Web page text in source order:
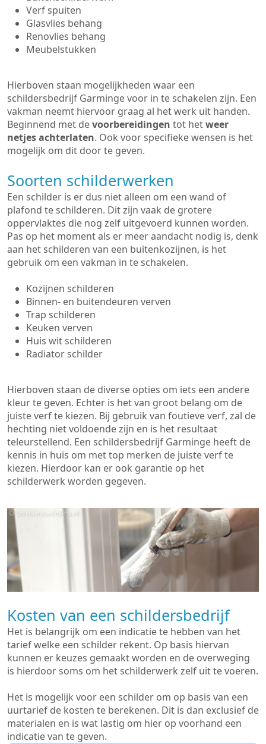
Verf spuiten
Glasvlies behang
Renovlies behang
Meubelstukken
Hierboven staan mogelijkheden waar een
schildersbedrijf Garminge voor in te schakelen zijn. Een
vakman neemt hiervoor graag al het werk uit handen.
Beginnend met devoorbereidingen tot hetweer
netjes achterlaten. Ook voor specifieke wensen is het
mogelijk om dit door te geven.
Soorten schilderwerken
Een schilder is er dus niet alleen om een wand of
plafond te schilderen. Dit zijn vaak de grotere
oppervlaktes die nog zelf uitgevoerd kunnen worden.
Pas op het moment als er meer aandacht nodig is, denk
aan het schilderen van een buitenkozijnen, is het
gebruik om een vakman in te schakelen.
Kozijnen schilderen
Binnen- en buitendeuren verven
Trap schilderen
Keuken verven
Huis wit schilderen
Radiator schilder
Hierboven staan de diverse opties om iets een andere
kleur te geven. Echter is het van groot belang om de
juiste verf te kiezen. Bij gebruik van foutieve verf, zal de
hechting niet voldoende zijn en is het resultaat
teleurstellend. Een schildersbedrijf Garminge heeft de
kennis in huis om met top merken de juiste verf te
kiezen. Hierdoor kan er ook garantie op het
schilderwerk worden gegeven.
Kosten van een schildersbedrijf
Het is belangrijk om een indicatie te hebben van het
tarief welke een schilder rekent. Op basis hiervan
kunnen er keuzes gemaakt worden en de overweging
is hierdoor soms om het schilderwerk zelf uit te voeren.
Het is mogelijk voor een schilder om op basis van een
uurtarief de kosten te berekenen. Dit is dan exclusief de
materialen en is wat lastig om hier op voorhand een
indicatie van te geven.